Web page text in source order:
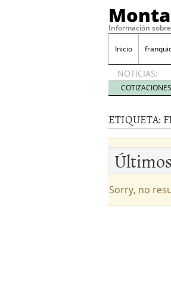
Información
Inicio
NOTICIAS:
ETIQUETA:
Sorry, no